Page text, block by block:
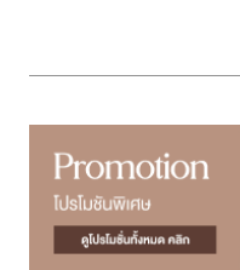
รู้จักเครื่องยกกระชับ คลิปเดียวจบ!
อ่านบทความจากหมอ